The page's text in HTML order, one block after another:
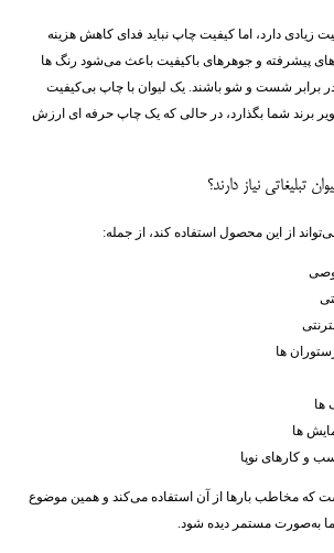
زیادی دارد، اما کیفیت چاپ نباید فدای کاهش هزینه
‌های پیشرفته و جوهرهای باکیفیت باعث می‌شود رنگ ‌ها
برابر شست‌ و شو باشند. یک لیوان با چاپ بی‌کیفیت
برند شما بگذارد، در حالی که یک چاپ حرفه‌ ای ارزش
تبلیغاتی نیاز دارند؟
از این محصول استفاده کند، از جمله:
ها
‌ها
‌ها
‌و کارهای نوپا
است که مخاطب بارها از آن استفاده می‌کند و همین موضوع
به‌صورت مستمر دیده شود.